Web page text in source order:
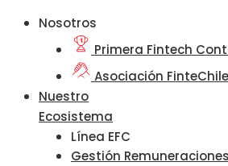
Nosotros
Primera Fintech
Asociación FinteChile
Nuestro
Ecosistema
Línea EFC
Gestión Remuneraciones